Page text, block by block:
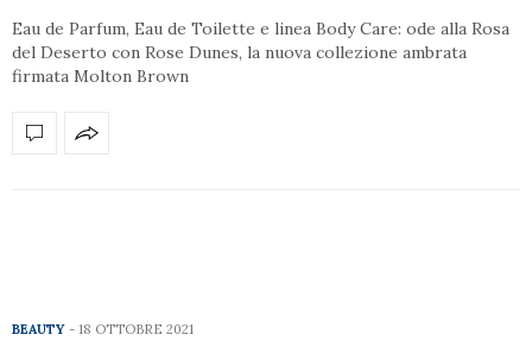
Eau de Parfum, Eau de Toilette e linea Body Care: ode alla Rosa
del Deserto con Rose Dunes, la nuova collezione ambrata
firmata Molton Brown
BEAUTY 18 OTTOBRE 2021